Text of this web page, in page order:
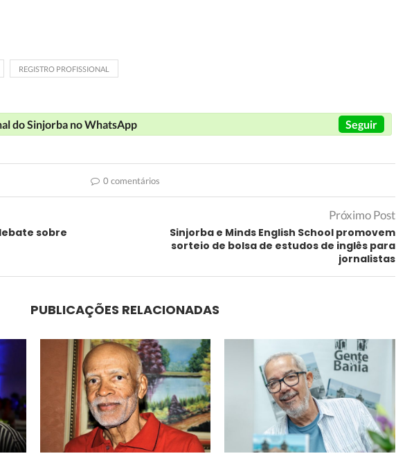
REGISTRO PROFISSIONAL
do Sinjorba no WhatsApp Seguir
0 comentários
sobre
Próximo Post
Sinjorba e Minds English School promovem
sorteio de bolsa de estudos de inglês para
jornalistas
PUBLICAÇÕES RELACIONADAS